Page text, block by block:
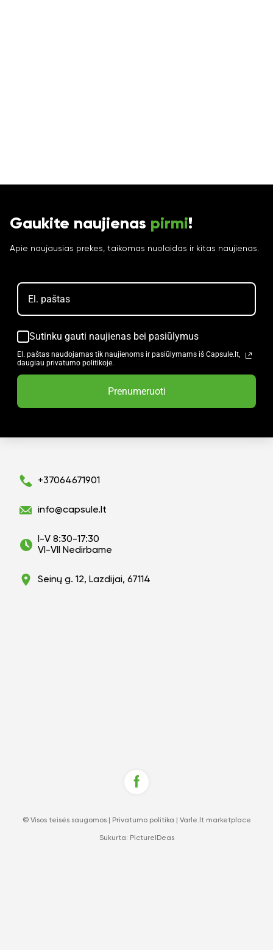
Gaukite naujienas pirmi!
Apie naujausias prekes, taikomas nuolaidas ir kitas naujienas.
Sutinku gauti naujienas bei pasiūlymus
El. paštas naudojamas tik naujienoms ir pasiūlymams iš Capsule.lt,
daugiau privatumo politikoje.
Prenumeruoti
+37064671901
info@capsule.lt
I-V 8:30-17:30
VI-VII Nedirbame
Seinų g. 12, Lazdijai, 67114
© Visos teisės saugomos | Privatumo politika Varle.lt marketplace
Sukurta: PictureIDeas